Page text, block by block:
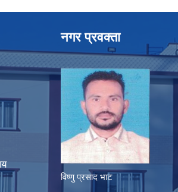
नगर प्रवक्ता
विष्णु प्रसाद भाट